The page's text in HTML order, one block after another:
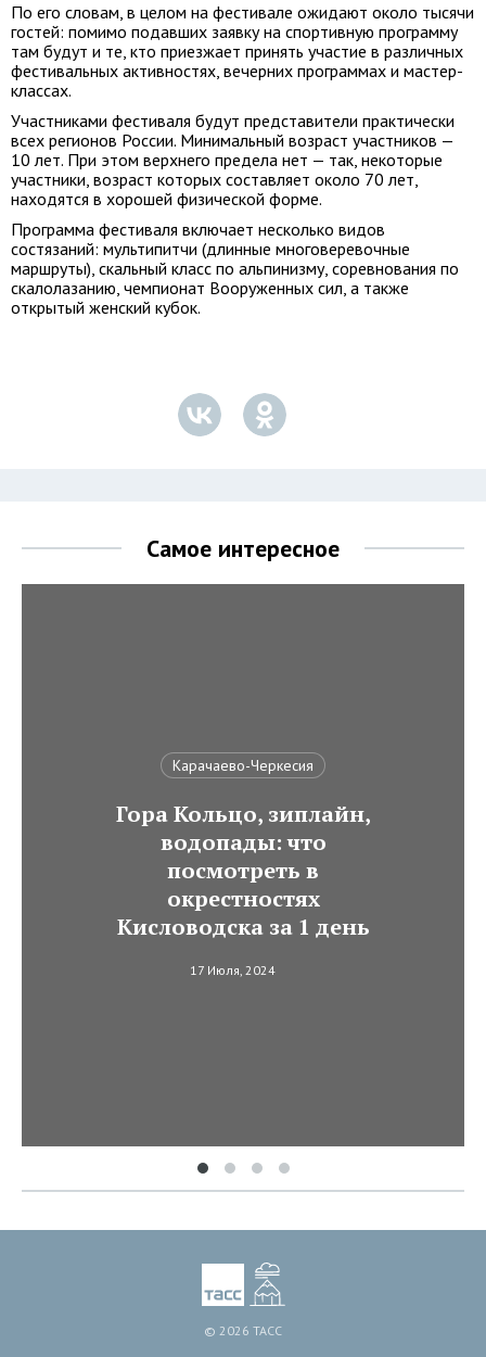
По его словам, в целом на фестивале ожидают около тысячи
гостей: помимо подавших заявку на спортивную программу
там будут и те, кто приезжает принять участие в различных
фестивальных активностях, вечерних программах и мастер-
классах.
Участниками фестиваля будут представители практически
всех регионов России. Минимальный возраст участников —
10 лет. При этом верхнего предела нет — так, некоторые
участники, возраст которых составляет около 70 лет,
находятся в хорошей физической форме.
Программа фестиваля включает несколько видов
состязаний: мультипитчи (длинные многоверевочные
маршруты), скальный класс по альпинизму, соревнования по
скалолазанию, чемпионат Вооруженных сил, а также
открытый женский кубок.
Самое интересное
Карачаево-Черкесия
Гора Кольцо, зиплайн,
водопады: что
посмотреть в
окрестностях
Кисловодска за 1 день
17 Июля, 2024
© 2026 ТАСС